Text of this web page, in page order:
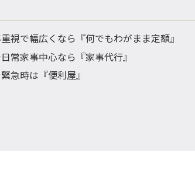
視で幅広くなら『何でもわがまま定額』
常家事中心なら『家事代行』
急時は『便利屋』